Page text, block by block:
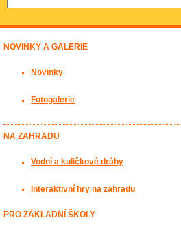
NOVINKY A GALERIE
Novinky
Fotogalerie
NA ZAHRADU
Vodní a kuličkové dráhy
Interaktivní hry na zahradu
PRO ZÁKLADNÍ ŠKOLY